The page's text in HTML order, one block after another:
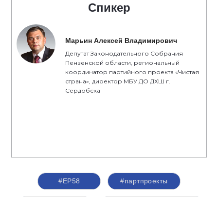
Спикер
Марьин Алексей Владимирович
Депутат Законодательного Собрания
Пензенской области, региональный
координатор партийного проекта «Чистая
страна», директор МБУ ДО ДХШ г.
Сердобска
#ЕР58 #партпроекты